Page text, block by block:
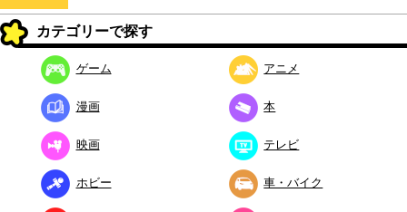
カテゴリーで探す
ゲーム アニメ
漫画 本
映画 テレビ
ホビー 車・バイク